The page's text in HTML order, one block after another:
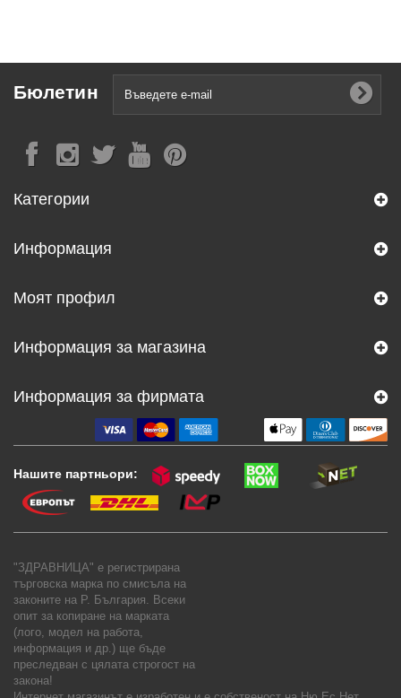
Бюлетин
Категории
Информация
Моят профил
Информация за магазина
Информация за фирмата
Нашите партньори:
"ЗДРАВНИЦА" е регистрирана
търговска марка по смисъла на
законите на Р. България. Всеки
опит за копиране на марката
(лого, модел на работа,
информация и др.) ще бъде
преследван с цялата строгост на
закона!